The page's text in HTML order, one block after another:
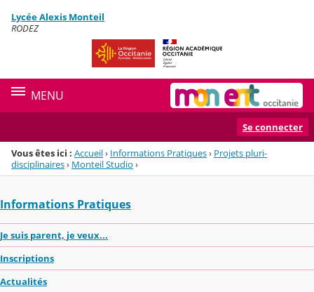
Menu de la rubrique
Contenu
Lycée Alexis Monteil
RODEZ
MENU
Se connecter
Vous êtes ici : Accueil› Informations Pratiques› Projets pluri-
disciplinaires› Monteil Studio ›
Informations Pratiques
Je suis parent, je veux...
Inscriptions
Actualités